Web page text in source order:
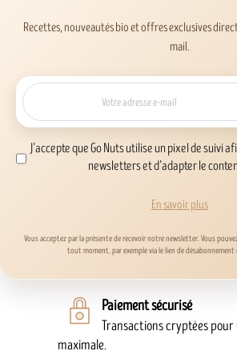
Recettes, nouveautés bio et offres exclusives
mail.
J’accepte que Go Nuts utilise un pixel de suivi
newsletters et d’adapter le
En savoir plus
Vous acceptez par la présente de recevoir notre newsletter. Vous
tout moment, par exemple via le lien de désabonnement
Paiement sécurisé
Transactions cryptées
maximale.